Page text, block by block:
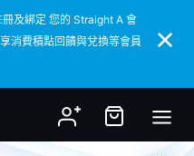
及綁定 您的 Straight A 會
消費積點回饋與兌換等會員
及綁定 您的 Straight A 會
消費積點回饋與兌換等會員